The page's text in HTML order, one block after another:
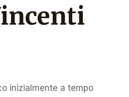
inizialmente a tempo